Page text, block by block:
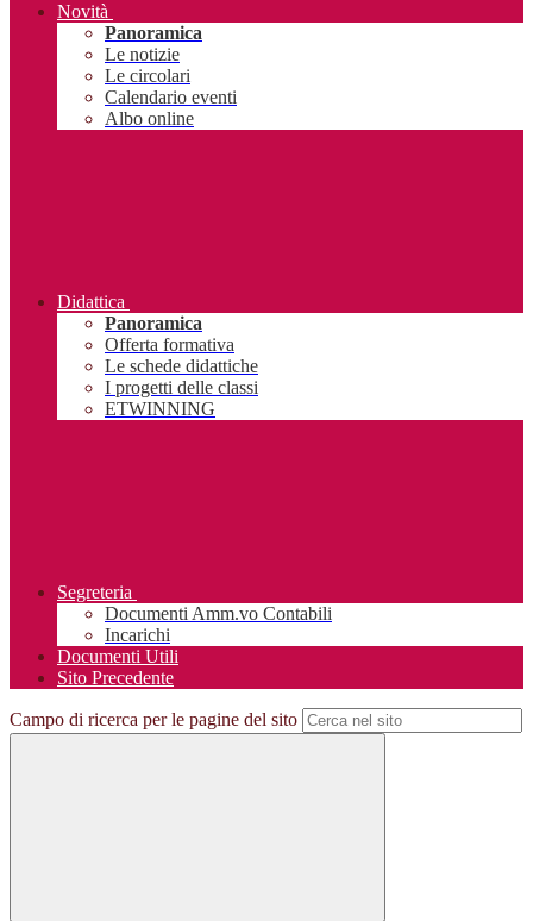
Novità
Panoramica
Le notizie
Le circolari
Calendario eventi
Albo online
Didattica
Panoramica
Offerta formativa
Le schede didattiche
I progetti delle classi
ETWINNING
Segreteria
Documenti Amm.vo Contabili
Incarichi
Documenti Utili
Sito Precedente
Campo di ricerca per le pagine del sito